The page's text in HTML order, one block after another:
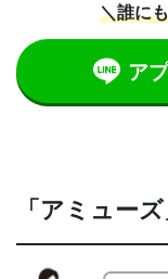
＼誰に
ア
「アミュー